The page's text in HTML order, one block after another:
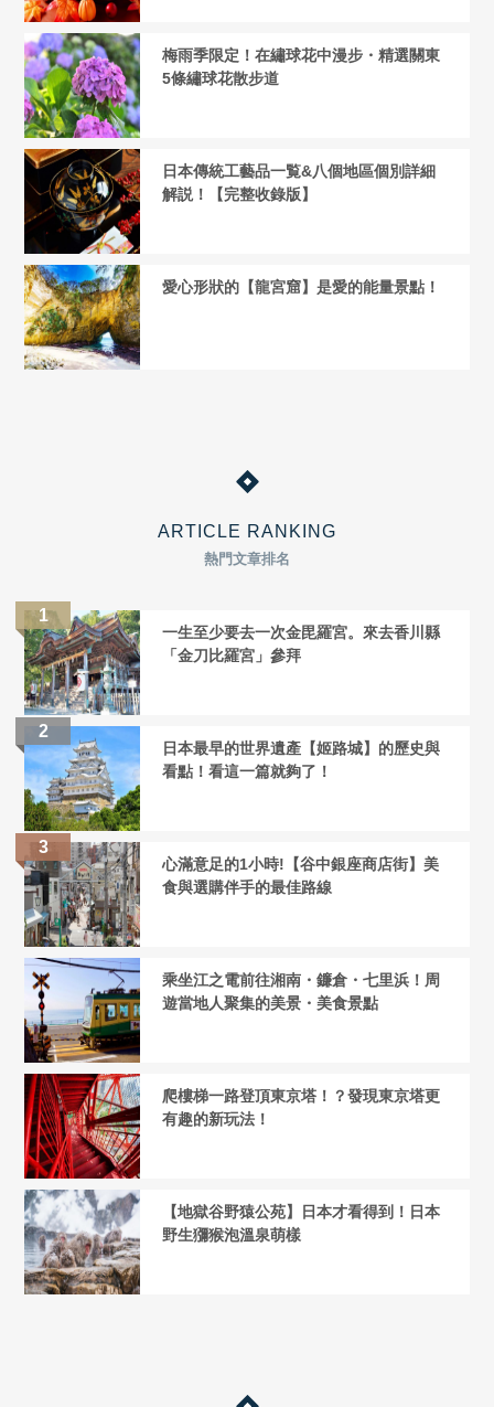
梅雨季限定！在繡球花中漫步・精選關東
5條繡球花散步道
日本傳統工藝品一覧&八個地區個別詳細
解説！【完整收錄版】
愛心形狀的【龍宮窟】是愛的能量景點！
ARTICLE RANKING
熱門文章排名
一生至少要去一次金毘羅宮。來去香川縣
「金刀比羅宮」參拜
日本最早的世界遺產【姬路城】的歷史與
看點！看這一篇就夠了！
心滿意足的1小時!【谷中銀座商店街】美
食與選購伴手的最佳路線
乘坐江之電前往湘南・鐮倉・七里浜！周
遊當地人聚集的美景・美食景點
爬樓梯一路登頂東京塔！？發現東京塔更
有趣的新玩法！
【地獄谷野猿公苑】日本才看得到！日本
野生獼猴泡溫泉萌樣